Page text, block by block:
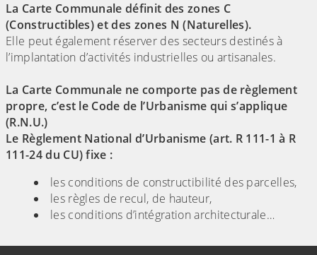
La Carte Communale définit des zones C
(Constructibles) et des zones N (Naturelles).
Elle peut également réserver des secteurs destinés à
l’implantation d’activités industrielles ou artisanales.
La Carte Communale ne comporte pas de règlement
propre, c’est le Code de l’Urbanisme qui s’applique
(R.N.U.)
Le Règlement National d’Urbanisme (art. R 111-1 à R
111-24 du CU) fixe :
les conditions de constructibilité des parcelles,
les règles de recul, de hauteur,
les conditions d’intégration architecturale…